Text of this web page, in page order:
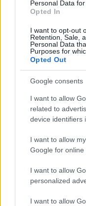
Personal Data
Opted In
I want to opt-out
Retention, Sale,
Personal Data
Purposes for
Opted Out
Google consents
I want to allow
related to
device identifiers
I want to allow
Google for online
I want to allow
personalized
I want to allow
Continua a
MERCATO E